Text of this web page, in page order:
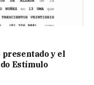
y el
Estímulo